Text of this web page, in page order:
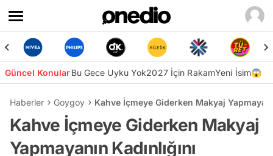
Güncel KonularBu Gece Uyku Yok2027 İçin RakamYeni İsim😱
Haberler Goygoy Kahve İçmeye Giderken Makyaj
Kahve İçmeye Giderken Makyaj
Yapmayanın Kadınlığını